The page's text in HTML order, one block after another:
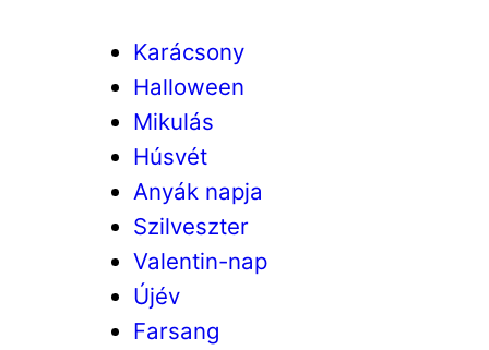
Karácsony
Halloween
Mikulás
Húsvét
Anyák napja
Szilveszter
Valentin-nap
Újév
Farsang